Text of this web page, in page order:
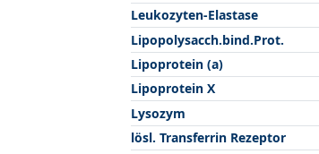
Leukozyten-Elastase
Lipopolysacch.bind.Prot.
Lipoprotein (a)
Lipoprotein X
Lysozym
lösl. Transferrin Rezeptor